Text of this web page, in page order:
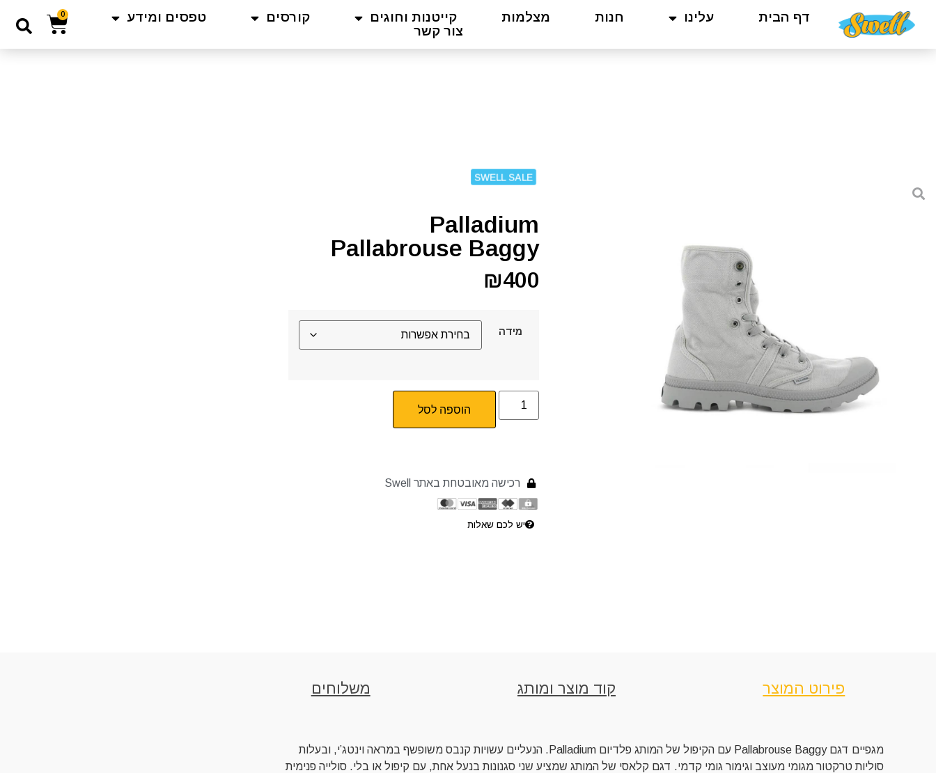
דף הבית עלינו חנות מצלמות קייטנות וחוגים קורסים
טפסים ומידע
צור קשר
0
SWELL SALE
Palladium
Pallabrouse Baggy
₪400
מידה
הוספה לסל
רכישה מאובטחת באתר Swell
יש לכם שאלות
פירוט המוצר קוד מוצר ומותג משלוחים
מגפיים דגם Pallabrouse Baggy עם הקיפול של המותג פלדיום Palladium. הנעליים עשויות קנבס משופשף במראה וינטג’י, ובעלות
סוליות טרקטור מגומי מעוצב וגימור גומי קדמי. דגם קלאסי של המותג שמציע שני סגנונות בנעל אחת, עם קיפול או בלי. סולייה פנימית